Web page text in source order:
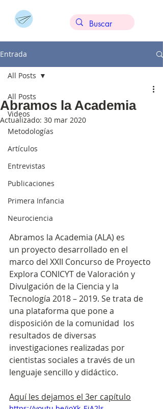
Entrada
All Posts
Videos
Metodologías
Artículos
Entrevistas
Publicaciones
Primera Infancia
Neurociencia
All Posts
Abramos la Academia
Actualizado: 30 mar 2020
Abramos la Academia (ALA) es
un proyecto desarrollado en el
marco del XXII Concurso de Proyecto
Explora CONICYT de Valoración y
Divulgación de la Ciencia y la
Tecnología 2018 – 2019. Se trata de
una plataforma que pone a
disposición de la comunidad  los
resultados de diversas
investigaciones realizadas por
cientistas sociales a través de un
lenguaje sencillo y didáctico.
Aquí les dejamos el 3er capítulo